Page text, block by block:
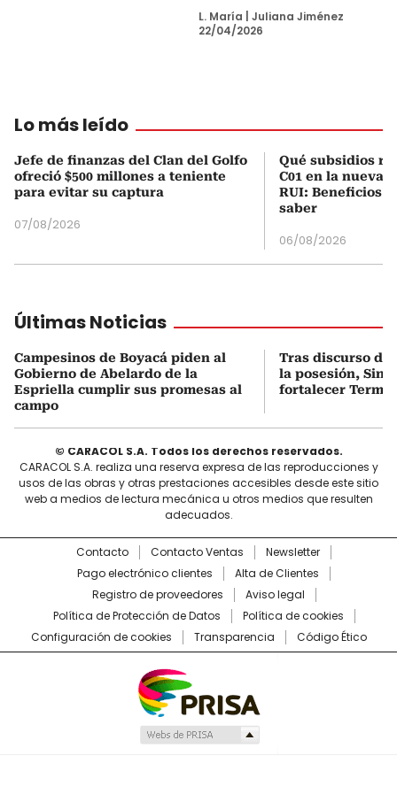
L. María
Juliana Jiménez
22/04/2026
Lo más leído
Jefe de finanzas del Clan del Golfo
ofreció $500 millones a teniente
para evitar su captura
07/08/2026
Qué subsidios
C01 en la nueva
RUI: Beneficios
saber
06/08/2026
Últimas Noticias
Campesinos de Boyacá piden al
Gobierno de Abelardo de la
Espriella cumplir sus promesas al
campo
Tras discurso
la posesión,
fortalecer
© CARACOL S.A. Todos los derechos reservados.
CARACOL S.A. realiza una reserva expresa de las reproducciones y
usos de las obras y otras prestaciones accesibles desde este sitio
web a medios de lectura mecánica u otros medios que resulten
adecuados.
Contacto Contacto Ventas
Newsletter
Pago electrónico clientes
Alta de Clientes
Registro de proveedores
Aviso legal
Política de Protección de Datos
Política de cookies
Configuración de cookies
Transparencia Código Ético